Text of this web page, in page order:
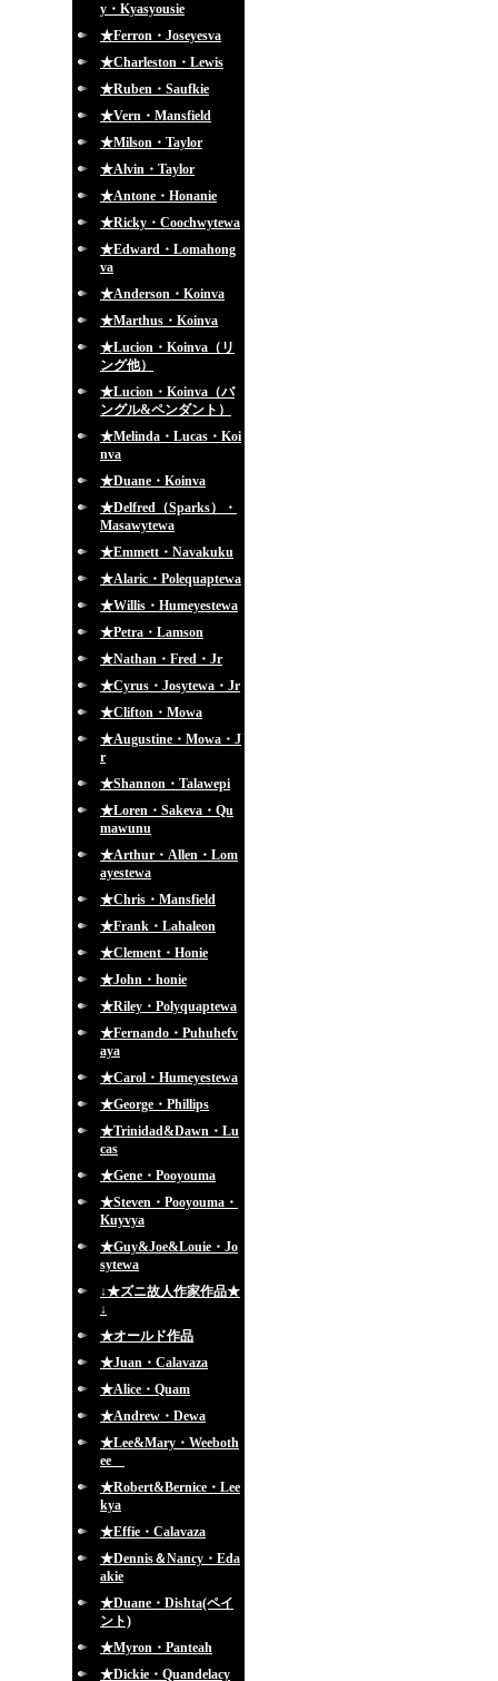
y・Kyasyousie
★Ferron・Joseyesva
★Charleston・Lewis
★Ruben・Saufkie
★Vern・Mansfield
★Milson・Taylor
★Alvin・Taylor
★Antone・Honanie
★Ricky・Coochwytewa
★Edward・Lomahong
va
★Anderson・Koinva
★Marthus・Koinva
★Lucion・Koinva（リ
ング他）
★Lucion・Koinva（バ
ングル&ペンダント）
★Melinda・Lucas・Koi
nva
★Duane・Koinva
★Delfred（Sparks）・
Masawytewa
★Emmett・Navakuku
★Alaric・Polequaptewa
★Willis・Humeyestewa
★Petra・Lamson
★Nathan・Fred・Jr
★Cyrus・Josytewa・Jr
★Clifton・Mowa
★Augustine・Mowa・J
r
★Shannon・Talawepi
★Loren・Sakeva・Qu
mawunu
★Arthur・Allen・Lom
ayestewa
★Chris・Mansfield
★Frank・Lahaleon
★Clement・Honie
★John・honie
★Riley・Polyquaptewa
★Fernando・Puhuhefv
aya
★Carol・Humeyestewa
★George・Phillips
★Trinidad&Dawn・Lu
cas
★Gene・Pooyouma
★Steven・Pooyouma・
Kuyvya
★Guy&Joe&Louie・Jo
sytewa
↓★ズニ故人作家作品★
↓
★オールド作品
★Juan・Calavaza
★Alice・Quam
★Andrew・Dewa
★Lee&Mary・Weeboth
ee
★Robert&Bernice・Lee
kya
★Effie・Calavaza
★Dennis＆Nancy・Eda
akie
★Duane・Dishta(ペイ
ント)
★Myron・Panteah
★Dickie・Quandelacy